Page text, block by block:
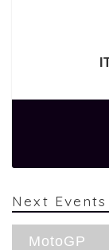
Next Events
MotoGP